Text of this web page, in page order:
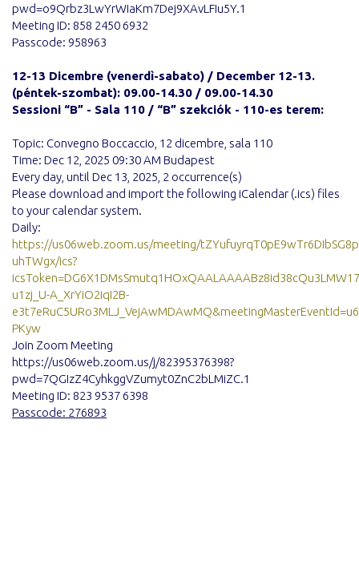
pwd=o9Qrbz3LwYrWIaKm7Dej9XAvLFIu5Y.1
Meeting ID: 858 2450 6932
Passcode: 958963
12-13 Dicembre (venerdì-sabato) / December 12-13.
(péntek-szombat): 09.00-14.30 / 09.00-14.30
Sessioni “B” - Sala 110 / “B” szekciók - 110-es terem:
Topic: Convegno Boccaccio, 12 dicembre, sala 110
Time: Dec 12, 2025 09:30 AM Budapest
Every day, until Dec 13, 2025, 2 occurrence(s)
Please download and import the following iCalendar (.ics) files
to your calendar system.
Daily:
https://us06web.zoom.us/meeting/
uhTWgx/ics?
u1zj_U-A_XrYiO2iqI2B-
PKyw
Join Zoom Meeting
https://us06web.zoom.us/j/82395376398?
pwd=7QGIzZ4CyhkggVZumyt0ZnC2bLMiZC.1
Meeting ID: 823 9537 6398
Passcode: 276893